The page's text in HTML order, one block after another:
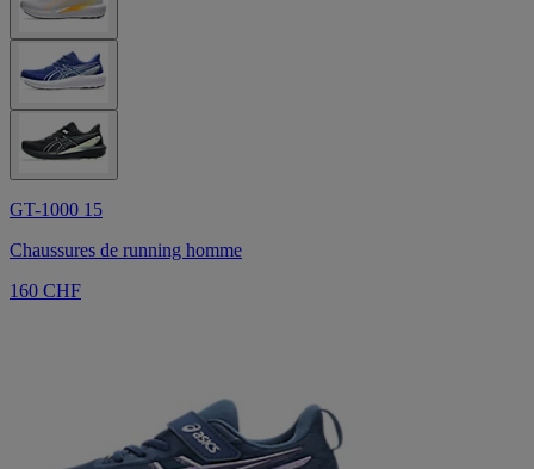
GT-1000 15
Chaussures de running homme
160 CHF